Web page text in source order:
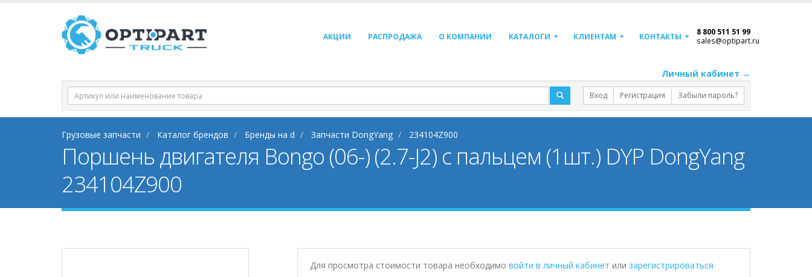
АКЦИИ РАСПРОДАЖА О КОМПАНИИ КАТАЛОГИ КЛИЕНТАМ КОНТАКТЫ 8 800 511 51 99
sales@optipart.ru
Личный кабинет →
Вход Регистрация Забыли пароль?
Грузовые запчасти Каталог брендов Бренды на d Запчасти DongYang 234104Z900
Поршень двигателя Bongo (06-) (2.7-J2) с пальцем (1шт.) DYP DongYang
234104Z900
Для просмотра стоимости товара необходимо войти в личный кабинет или зарегистрироваться